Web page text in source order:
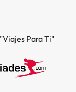
Para Ti"